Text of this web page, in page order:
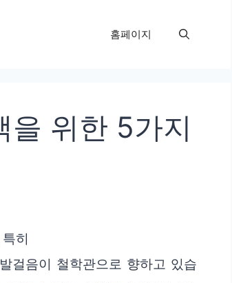
홈페이지
을 위한 5가지
히
걸음이 철학관으로 향하고 있습